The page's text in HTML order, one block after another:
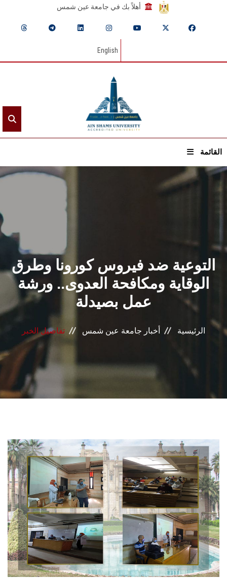
أهلاً بك في جامعة عين شمس
English
القائمة
الرئيسيـة
القطاعـات
الشئون الأكاديمية
البحث العلمي
المراكز والوحدات
الأنظمة الذكية
الطلاب
هيئة التدريس
الدراسات العليا
الخريجين
الموظفون
التوعية ضد فيروس كورونا وطرق
الوقاية ومكافحة العدوى.. ورشة
عمل بصيدلة
الرئيسية أخبار جامعة عين شمس تفاصيل الخبر